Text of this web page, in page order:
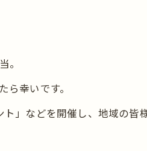
。
幸いです。
」などを開催し、地域の皆